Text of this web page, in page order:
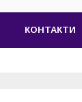
КОНТАКТИ